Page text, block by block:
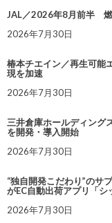
JAL／2026年8月前半 燃
2026年7月30日
椿本チエイン／再生可能
現を加速
2026年7月30日
三井倉庫ホールディング
を開発・導入開始
2026年7月30日
“独自開発こだわり”のサ
がEC自動出荷アプリ「シ
2026年7月30日